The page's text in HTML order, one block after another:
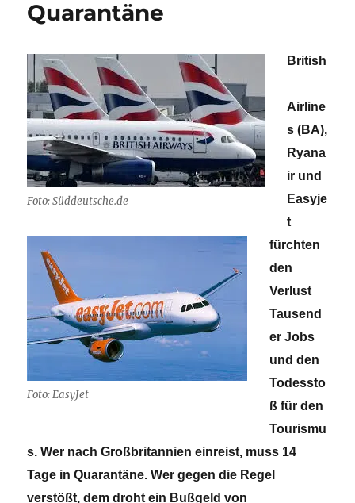
Quarantäne
Foto: Süddeutsche.de
Foto: EasyJet
British
Airline
s (BA),
Ryana
ir und
Easyje
t
fürchten
den
Verlust
Tausend
er Jobs
und den
Todessto
ß für den
Tourismu
s. Wer nach Großbritannien einreist, muss 14
Tage in Quarantäne. Wer gegen die Regel
verstößt, dem droht ein Bußgeld von